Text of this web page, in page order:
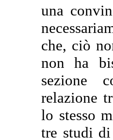
una
che, ciò
non ha
sezione
relazione
lo stesso
tre studi